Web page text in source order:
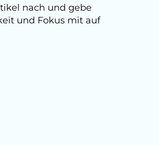
nach und gebe
und Fokus mit auf